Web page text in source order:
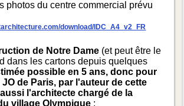
photos du centre commercial prévu
download/IDC_A4_v2_FR
de Notre Dame (et peut être le
dans les cartons depuis quelques
possible en 5 ans, donc pour
de Paris, par l'auteur de cette
l'architecte chargé de la
village Olympique :